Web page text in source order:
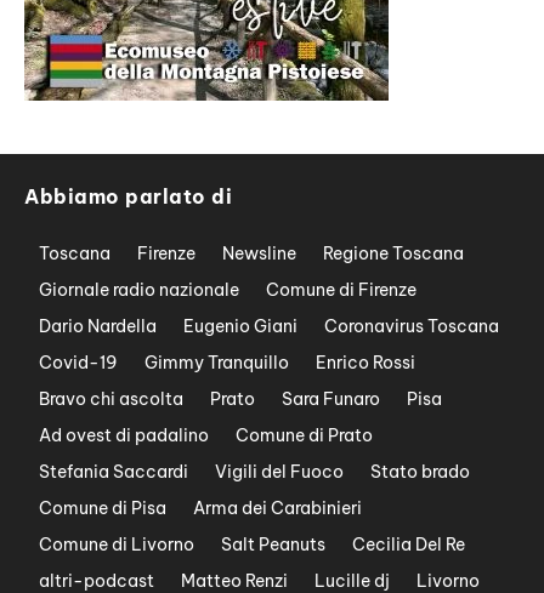
Abbiamo parlato di
Toscana Firenze Newsline
Regione Toscana
Giornale radio nazionale
Comune di Firenze
Dario Nardella
Eugenio Giani
Coronavirus Toscana
Covid-19
Gimmy Tranquillo
Enrico Rossi
Bravo chi ascolta
Prato Sara Funaro
Pisa
Ad ovest di padalino
Comune di Prato
Stefania Saccardi
Vigili del Fuoco
Stato brado
Comune di Pisa
Arma dei Carabinieri
Comune di Livorno
Salt Peanuts
Cecilia Del Re
altri-podcast
Matteo Renzi Lucille dj
Livorno